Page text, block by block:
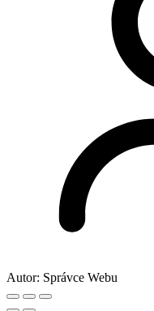
Autor: Správce Webu